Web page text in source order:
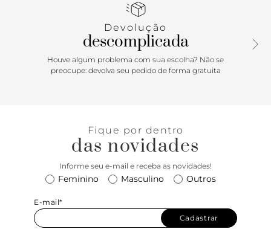
Devolução
descomplicada
Houve algum problema com sua escolha? Não se
preocupe: devolva seu pedido de forma gratuita
Fique por dentro
das novidades
Informe seu e-mail e receba as novidades!
Feminino Masculino Outros
E-mail*
Cadastrar